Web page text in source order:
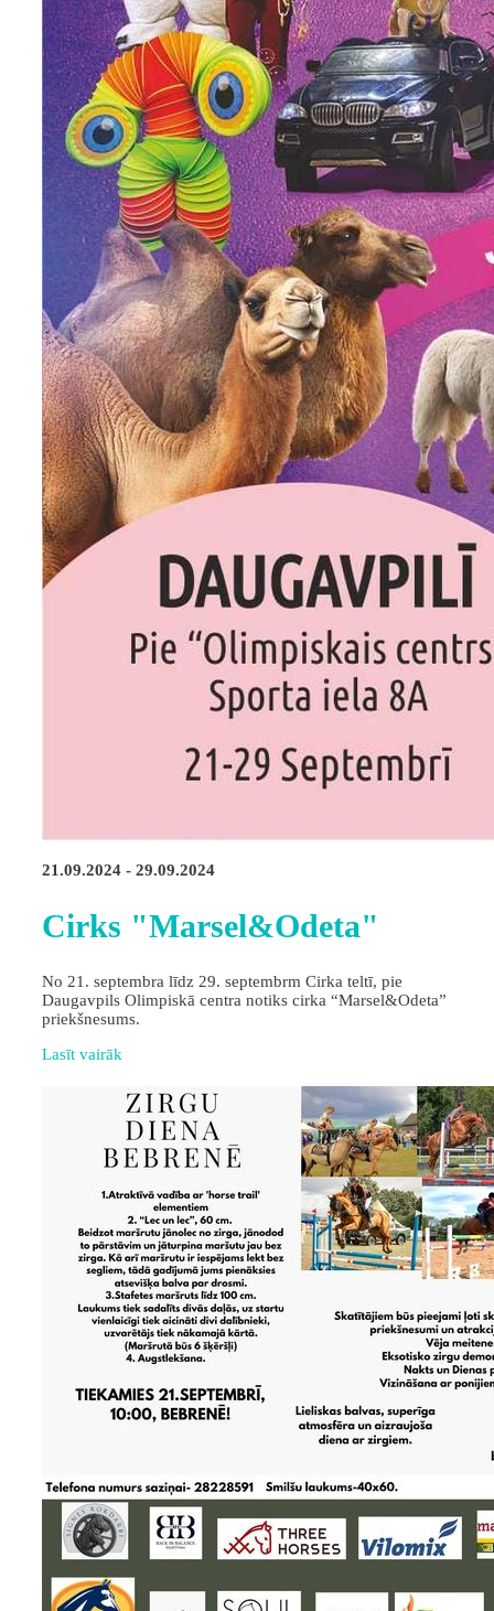
21.09.2024 - 29.09.2024
Cirks "Marsel&Odeta"
No 21. septembra līdz 29. septembrm Cirka teltī, pie
Daugavpils Olimpiskā centra notiks cirka “Marsel&Odeta”
priekšnesums.
Lasīt vairāk